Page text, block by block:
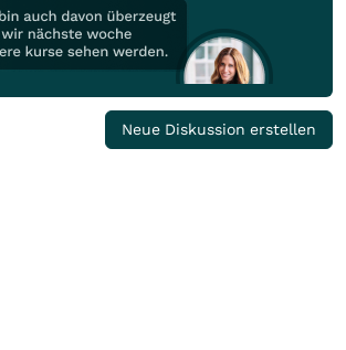
Neue Diskussion erstellen